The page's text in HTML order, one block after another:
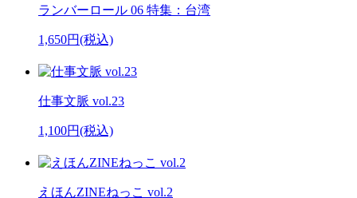
ランバーロール 06 特集：台湾
1,650円(税込)
仕事文脈 vol.23
1,100円(税込)
えほんZINEねっこ vol.2